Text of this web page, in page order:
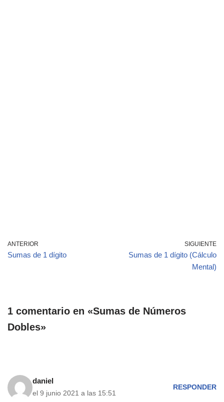
ANTERIOR
Sumas de 1 dígito
SIGUIENTE
Sumas de 1 dígito (Cálculo
Mental)
1 comentario en «Sumas de Números
Dobles»
daniel
el 9 junio 2021 a las 15:51
RESPONDER